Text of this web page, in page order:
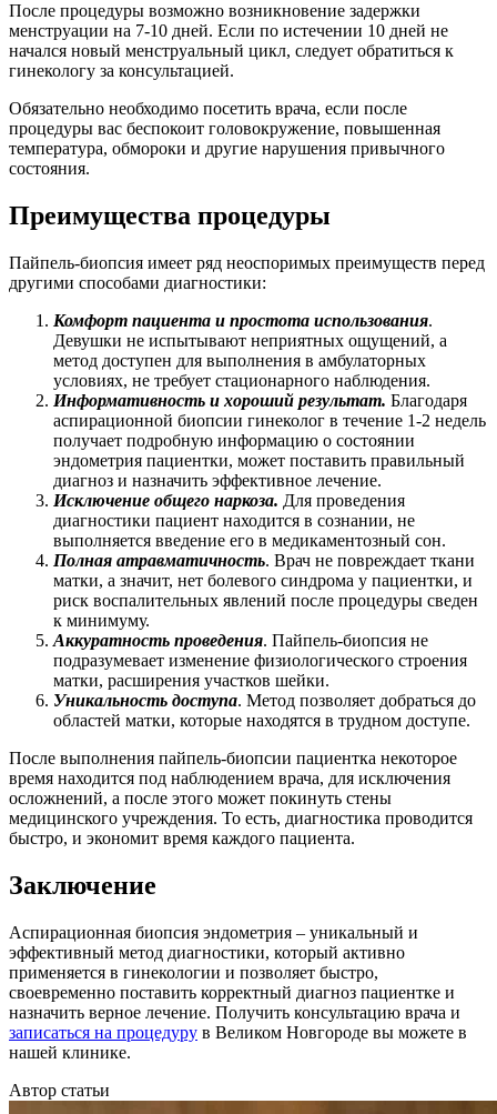
После процедуры возможно возникновение задержки
менструации на 7-10 дней. Если по истечении 10 дней не
начался новый менструальный цикл, следует обратиться к
гинекологу за консультацией.
Обязательно необходимо посетить врача, если после
процедуры вас беспокоит головокружение, повышенная
температура, обмороки и другие нарушения привычного
состояния.
Преимущества процедуры
Пайпель-биопсия имеет ряд неоспоримых преимуществ перед
другими способами диагностики:
Комфорт пациента и простота использования.
Девушки не испытывают неприятных ощущений, а
метод доступен для выполнения в амбулаторных
условиях, не требует стационарного наблюдения.
Информативность и хороший результат. Благодаря
аспирационной биопсии гинеколог в течение 1-2 недель
получает подробную информацию о состоянии
эндометрия пациентки, может поставить правильный
диагноз и назначить эффективное лечение.
Исключение общего наркоза. Для проведения
диагностики пациент находится в сознании, не
выполняется введение его в медикаментозный сон.
Полная атравматичность. Врач не повреждает ткани
матки, а значит, нет болевого синдрома у пациентки, и
риск воспалительных явлений после процедуры сведен
к минимуму.
Аккуратность проведения. Пайпель-биопсия не
подразумевает изменение физиологического строения
матки, расширения участков шейки.
Уникальность доступа. Метод позволяет добраться до
областей матки, которые находятся в трудном доступе.
После выполнения пайпель-биопсии пациентка некоторое
время находится под наблюдением врача, для исключения
осложнений, а после этого может покинуть стены
медицинского учреждения. То есть, диагностика проводится
быстро, и экономит время каждого пациента.
Заключение
Аспирационная биопсия эндометрия – уникальный и
эффективный метод диагностики, который активно
применяется в гинекологии и позволяет быстро,
своевременно поставить корректный диагноз пациентке и
назначить верное лечение. Получить консультацию врача и
записаться на процедуру в Великом Новгороде вы можете в
нашей клинике.
Автор статьи